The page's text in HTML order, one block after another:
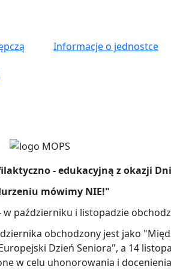
Informacje o jednostce
- edukacyjną z okazji
mówimy NIE!"
październiku i listopadzie
obchodzony jest jako
Dzień Seniora", a 14
w celu uhonorowania i